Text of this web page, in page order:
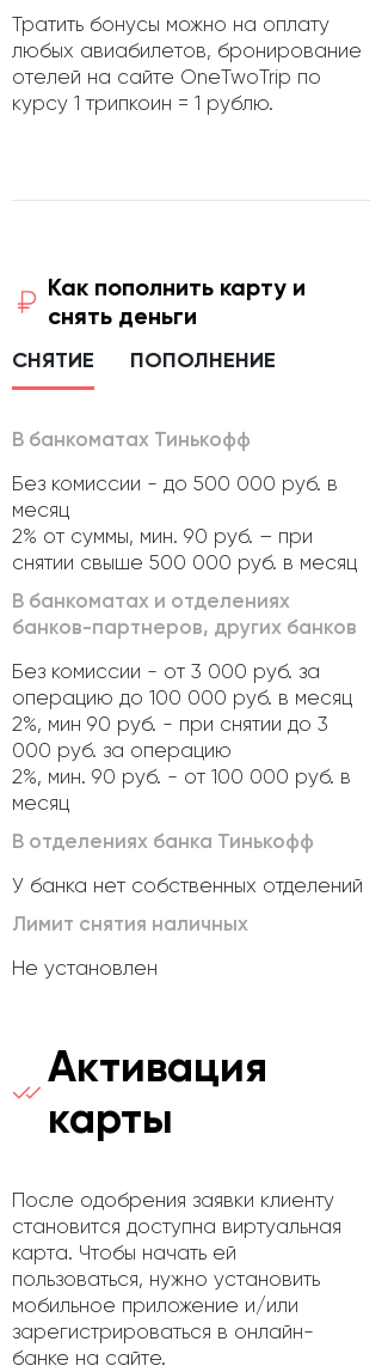
Тратить бонусы можно на оплату
любых авиабилетов, бронирование
отелей на сайте OneTwoTrip по
курсу 1 трипкоин = 1 рублю.
Как пополнить карту и
снять деньги
СНЯТИЕ ПОПОЛНЕНИЕ
В банкоматах Тинькофф
Без комиссии - до 500 000 руб. в
месяц
2% от суммы, мин. 90 руб. – при
снятии свыше 500 000 руб. в месяц
В банкоматах и отделениях
банков-партнеров, других банков
Без комиссии - от 3 000 руб. за
операцию до 100 000 руб. в месяц
2%, мин 90 руб. - при снятии до 3
000 руб. за операцию
2%, мин. 90 руб. - от 100 000 руб. в
месяц
В отделениях банка Тинькофф
У банка нет собственных отделений
Лимит снятия наличных
Не установлен
Активация
карты
После одобрения заявки клиенту
становится доступна виртуальная
карта. Чтобы начать ей
пользоваться, нужно установить
мобильное приложение и/или
зарегистрироваться в онлайн-
банке на сайте.